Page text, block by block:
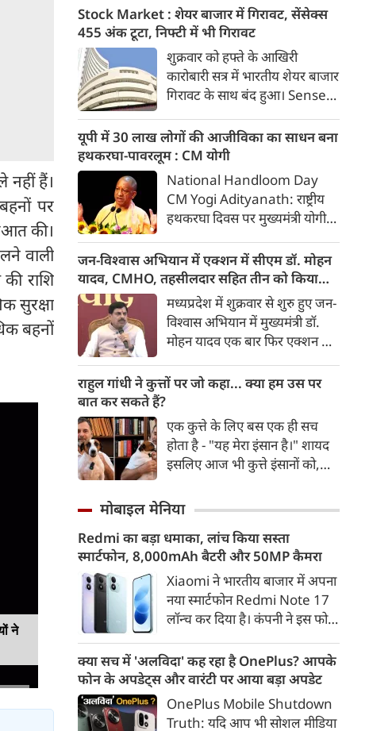
नहीं हैं।
पर
की।
वाली
राशि
सुरक्षा
बहनों
ने
भारत में रहेंगे। ‘ट्रांसफॉर्म रूरल
इंडिया’ (टीआरआई) की रिचर्स के
अनुसार भारत विकसित देशों के
विपरीत समृद्ध बनने से पहले ही वृद्ध
होती आबादी वाले देश की श्रेणी में
पहुंच रहा है।
Stock Market : शेयर बाजार में गिरावट, सेंसेक्स
455 अंक टूटा, निफ्टी में भी गिरावट
शुक्रवार को हफ्ते के आखिरी
कारोबारी सत्र में भारतीय शेयर बाजार
गिरावट के साथ बंद हुआ। Sensex
गिरकर 78,499.17 के स्तर पर बंद
हुआ। वहीं, Nifty 50 में 65.35
अंक यानी 0.27 फीसदी की गिरावट
रही और यह 24,570.65 के स्तर
पर बंद हुआ। शुक्रवार को सेंसेक्स
438.68 अंक यानी 0.56 फीसदी
गिरकर 78,516.08 के स्तर पर
खुला था। वहीं निफ्टी 97.10 अंक
यानी 0.39 फीसदी की गिरावट के
साथ 24,538.90 के स्तर पर खुला।
यूपी में 30 लाख लोगों की आजीविका का साधन बना
हथकरघा-पावरलूम : CM योगी
National Handloom Day
CM Yogi Adityanath: राष्ट्रीय
हथकरघा दिवस पर मुख्यमंत्री योगी
उत्थान के लिए सरकार की प्रतिबद्धता
दोहराई। उन्होंने कहा कि यूपी में
हथकरघा और पावरलूम से करीब 30
लाख लोगों की आजीविका जुड़ी है।
जन-विश्वास अभियान में एक्शन में सीएम डॉ. मोहन
यादव, CMHO, तहसीलदार सहित तीन को किया
सस्पेंड
मध्यप्रदेश में शुक्रवार से शुरु हुए जन-
विश्वास अभियान में मुख्यमंत्री डॉ.
मोहन यादव एक बार फिर एक्शन मोड
एक तरफ यहां 'मुख्यमंत्री जन-
तो दूसरी तरफ प्रशासनिक कड़ाई का
स्पष्ट संदेश दिया। उन्होंने शिकायतों
पर सुनवाई करते-करते छिंदवाड़ा के
सीएमएचओ डॉ. नरेश गु्न्नाड़े,
निलंबित कर दिया। इससे पहले सीएम
डॉ. मोहन ने छिंदवाड़ा कलेक्टर
कार्यालय स्थित लोक सेवा केंद्र का
निरीक्षण कर व्यवस्थाओं का जायजा
लिया। उन्होंने कलेक्ट्रेट कार्यालय में
उद्यमियों-जनप्रतिनिधियों और
नागरिकों से संवाद कर क्षेत्र के
विकास, औद्योगिक संभावनाओं एवं
प्रगति के विषयों पर विस्तृत चर्चा की।
उन्होंने जनता की समस्याओं का तुरंत
निराकरण भी किया।
राहुल गांधी ने कुत्तों पर जो कहा... क्या हम उस पर
बात कर सकते हैं?
एक कुत्ते के लिए बस एक ही सच
होता है - "यह मेरा इंसान है।" शायद
इसलिए आज भी कुत्ते इंसानों को,
भू-राजनीति से लेकर कृत्रिम
क्रिकेट तक हर विषय पर बहस कर
सकते हैं, तो उस जीव पर भी एक
गंभीर चर्चा बनती है जिसने किसी भी
सभ्यता से पहले इंसान का साथ चुना
था। दुर्भाग्य यह है कि आज कुत्तों के
व्यवहार वैज्ञानिकों या विशेषज्ञों से
कम... और व्हाट्सऐप यूनिवर्सिटी से
मोबाइल मेनिया
Redmi का बड़ा धमाका, लांच किया सस्ता
स्मार्टफोन, 8,000mAh बैटरी और 50MP कैमरा
Xiaomi ने भारतीय बाजार में अपना
नया स्मार्टफोन Redmi Note 17
लॉन्च कर दिया है। कंपनी ने इस फोन
डिस्प्ले, 8,000mAh की बड़ी बैटरी
और Qualcomm Snapdragon
चिपसेट के साथ पेश किया है। फोन में
50MP का मेन कैमरा दिया गया है।
क्या सच में 'अलविदा' कह रहा है OnePlus? आपके
फोन के अपडेट्स और वारंटी पर आया बड़ा अपडेट
OnePlus Mobile Shutdown
Truth: यदि आप भी सोशल मीडिया